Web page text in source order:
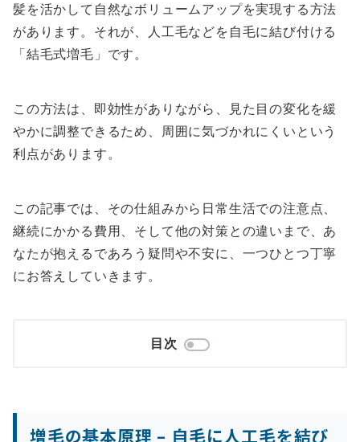
髪を活かして自然なボリュームアップを実現する方法
があります。それが、人工毛などを自毛に結び付ける
「結毛式増毛」です。
この方法は、即効性がありながら、見た目の変化を緩
やかに調整できるため、周囲に気づかれにくいという
利点があります。
この記事では、その仕組みから日常生活での注意点、
継続にかかる費用、そして他の対策との違いまで、あ
なたが抱えるであろう疑問や不安に、一つひとつ丁寧
にお答えしていきます。
目次
増毛の基本原理 – 自毛に人工毛を結び